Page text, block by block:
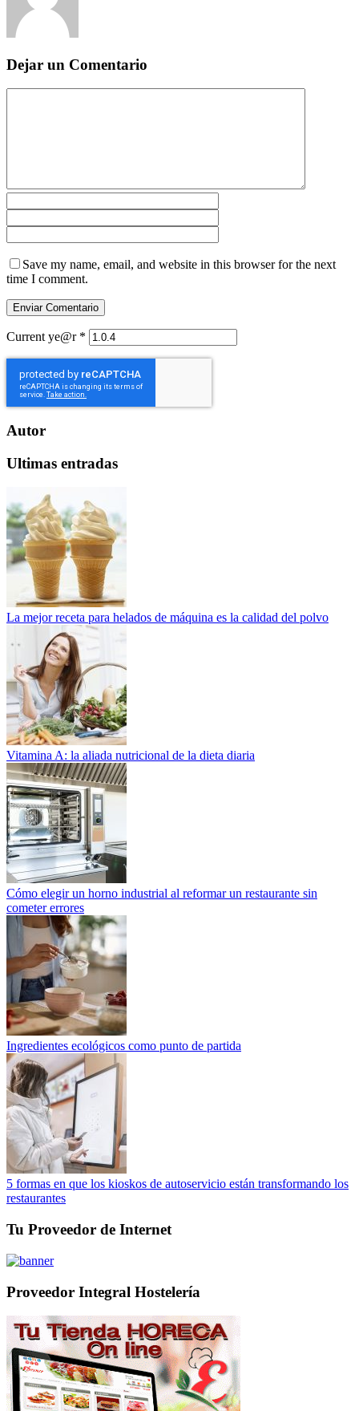
Dejar un Comentario
Save my name, email, and website in this browser for the next
time I comment.
Current ye@r *
Autor
Ultimas entradas
La mejor receta para helados de máquina es la calidad del polvo
Vitamina A: la aliada nutricional de la dieta diaria
Cómo elegir un horno industrial al reformar un restaurante sin
cometer errores
Ingredientes ecológicos como punto de partida
5 formas en que los kioskos de autoservicio están transformando los
restaurantes
Tu Proveedor de Internet
Proveedor Integral Hostelería